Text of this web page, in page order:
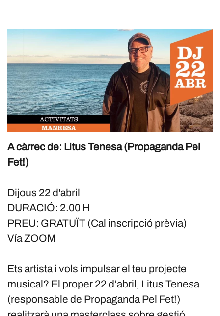
A càrrec de: Litus Tenesa (Propaganda Pel
Fet!)
Dijous 22 d'abril
DURACIÓ: 2.00 H
PREU: GRATUÏT (Cal inscripció prèvia)
Vía ZOOM
Ets artista i vols impulsar el teu projecte
musical? El proper 22 d’abril, Litus Tenesa
(responsable de Propaganda Pel Fet!)